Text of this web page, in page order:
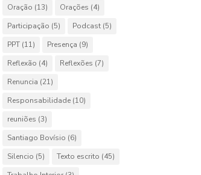
Oração (13) Orações (4)
Participação (5) Podcast (5)
PPT (11) Presença (9)
Reflexão (4) Reflexões (7)
Renuncia (21)
Responsabilidade (10)
reuniões (3)
Santiago Bovísio (6)
Silencio (5) Texto escrito (45)